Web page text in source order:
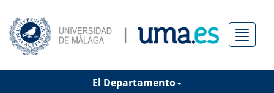
Menú
El Departamento